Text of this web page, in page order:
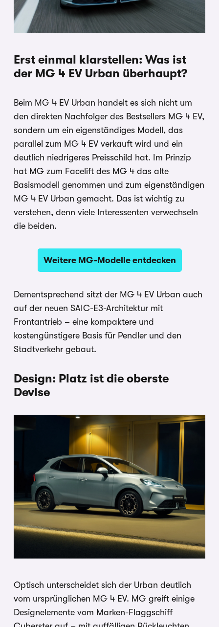
Erst einmal klarstellen: Was ist
der MG 4 EV Urban überhaupt?
Beim MG 4 EV Urban handelt es sich nicht um
den direkten Nachfolger des Bestsellers MG 4 EV,
sondern um ein eigenständiges Modell, das
parallel zum MG 4 EV verkauft wird und ein
deutlich niedrigeres Preisschild hat. Im Prinzip
hat MG zum Facelift des MG 4 das alte
Basismodell genommen und zum eigenständigen
MG 4 EV Urban gemacht. Das ist wichtig zu
verstehen, denn viele Interessenten verwechseln
die beiden.
Weitere MG-Modelle entdecken
Dementsprechend sitzt der MG 4 EV Urban auch
auf der neuen SAIC-E3-Architektur mit
Frontantrieb – eine kompaktere und
kostengünstigere Basis für Pendler und den
Stadtverkehr gebaut.
Design: Platz ist die oberste
Devise
Optisch unterscheidet sich der Urban deutlich
vom ursprünglichen MG 4 EV. MG greift einige
Designelemente vom Marken-Flaggschiff